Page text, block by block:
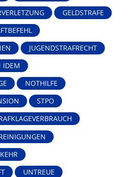
GELDSTRAFE
JUGENDSTRAFRECHT
IDEM
NOTHILFE
STPO
UNTREUE